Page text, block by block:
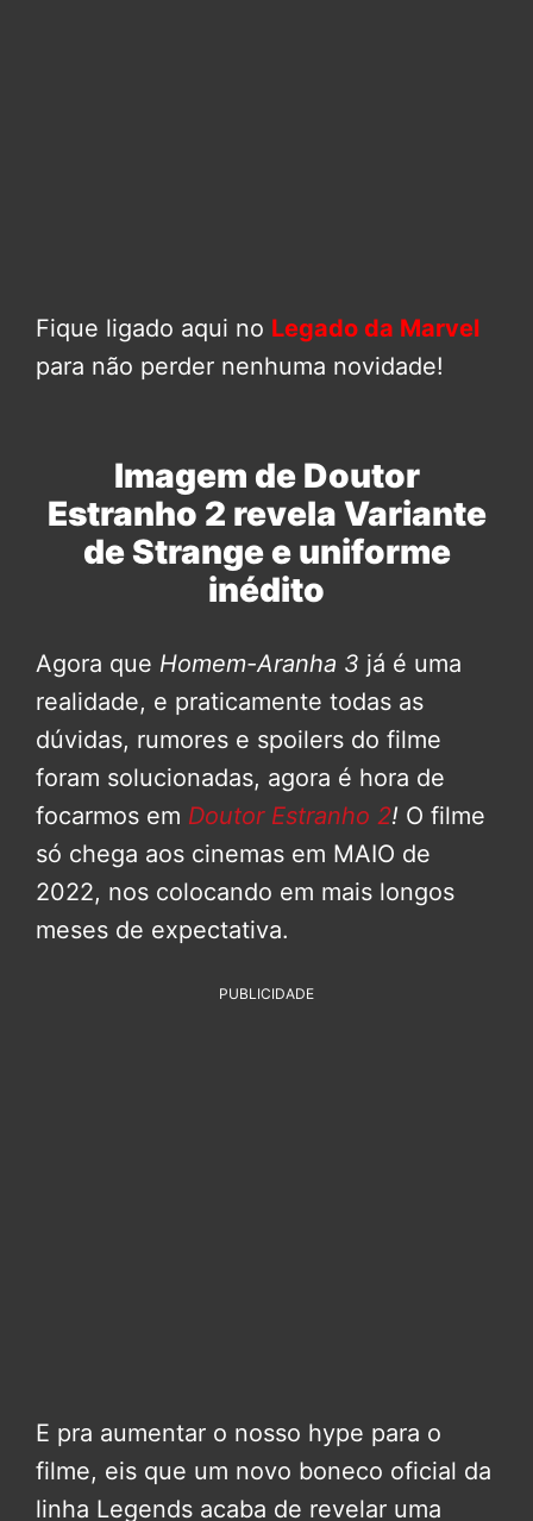
Fique ligado aqui no Legado da Marvel
para não perder nenhuma novidade!
Imagem de Doutor
Estranho 2 revela Variante
de Strange e uniforme
inédito
Agora que Homem-Aranha 3 já é uma
realidade, e praticamente todas as
dúvidas, rumores e spoilers do filme
foram solucionadas, agora é hora de
focarmos em Doutor Estranho 2! O filme
só chega aos cinemas em MAIO de
2022, nos colocando em mais longos
meses de expectativa.
PUBLICIDADE
E pra aumentar o nosso hype para o
filme, eis que um novo boneco oficial da
linha Legends acaba de revelar uma